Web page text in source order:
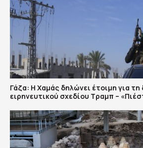
Γάζα: Η Χαμάς δηλώνει έτοιμη για
ειρηνευτικού σχεδίου Τραμπ –